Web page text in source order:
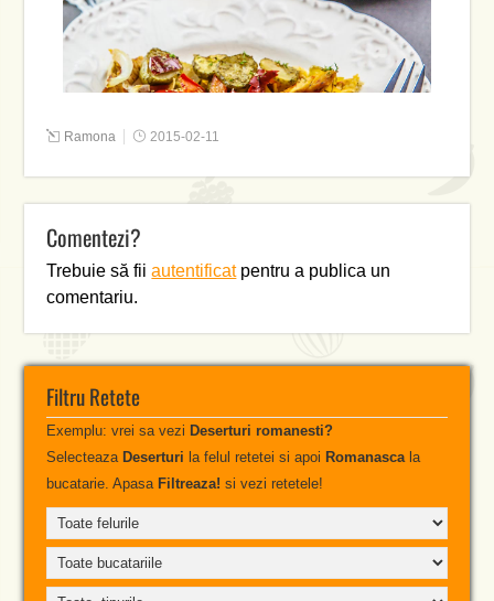
Ramona 2015-02-11
Comentezi?
Trebuie să fiiautentificatpentru a publica un
comentariu.
Filtru Retete
Exemplu: vrei sa vezi Deserturi romanesti?
Selecteaza Deserturi la felul retetei si apoi Romanasca la
bucatarie. Apasa Filtreaza! si vezi retetele!